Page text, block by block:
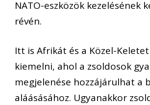
NATO-eszközök kezelésének
révén.
Itt is Afrikát és a Közel-
kiemelni, ahol a zsoldosok
megjelenése hozzájárulhat a
aláásásához. Ugyanakkor